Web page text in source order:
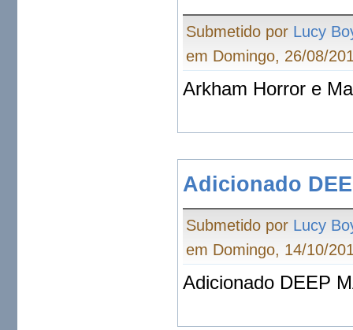
Submetido por Lucy
em Domingo, 26/08/
Arkham Horror e
Adicionado
Submetido por Lucy
em Domingo, 14/10/
Adicionado DEEP